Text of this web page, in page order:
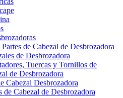
de Cabezal de Desbrozadora
de Desbrozadora
Tuercas y Tornillos de
de Desbrozadora
Cabezal Desbrozadora
de Cabezal de Desbrozadora